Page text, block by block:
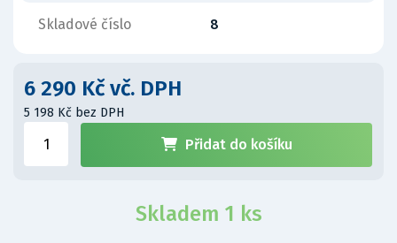
Skladové číslo 8
6 290 Kč vč. DPH
5 198 Kč bez DPH
Přidat do košíku
Skladem 1 ks